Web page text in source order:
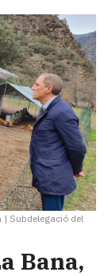
| Subdelegació del
Bana,